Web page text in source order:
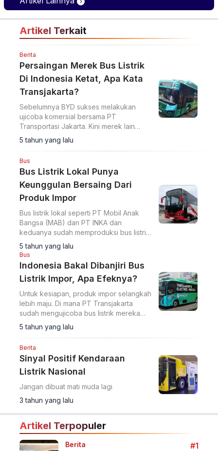
Profesional
Artikel Terkait
Berita
Persaingan Merek Bus Listrik
Di Indonesia Ketat, Apa Kata
Transjakarta?
Sebelumnya BYD sukses melakukan
ujicoba komersial bersama PT
Transportasi Jakarta. Kini merek lain
seperti Skywell, Higer, Zhongtong, Mobil
Anak Bangsa (MAB) dan INKA E-Inobus
5 tahun yang lalu
Bus
Bus Listrik Lokal Punya
Keunggulan Bersaing Dari
Produk Impor
Bus listrik lokal seperti PT Mobil Anak
Bangsa (MAB) dan PT INKA dan
keduanya sudah memproduksi bus listrik
nasional dalam skala prototipe.
5 tahun yang lalu
Bus
Indonesia Bakal Dibanjiri Bus
Listrik Impor, Apa Efeknya?
Untuk kesiapan, produk impor selangkah
lebih maju. Di mana PT Transjakarta
sudah mengujicoba bus listrik mereka
dari BYD di rute Blok M-Balai Kota
beberapa bulan lalu.
5 tahun yang lalu
Berita
Sinyal Positif Kendaraan
Listrik Nasional
Jangan dibuat mati muda lagi
3 tahun yang lalu
Artikel Terpopuler
Berita
#1